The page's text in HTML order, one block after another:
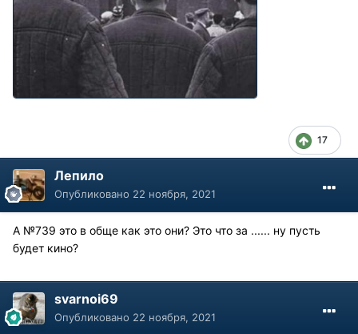
17
Лепило
Опубликовано 22 ноября, 2021
А №739 это в обще как это они? Это что за ...... ну пусть
будет кино?
svarnoi69
Опубликовано 22 ноября, 2021